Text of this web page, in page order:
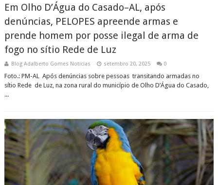
Em Olho D’Água do Casado–AL, após
denúncias, PELOPES apreende armas e
prende homem por posse ilegal de arma de
fogo no sítio Rede de Luz
Blog Adalberto Gomes Noticias setembro 20, 2025 0
Foto.: PM-AL Após denúncias sobre pessoas transitando armadas no
sítio Rede de Luz, na zona rural do município de Olho D’Água do Casado,
...